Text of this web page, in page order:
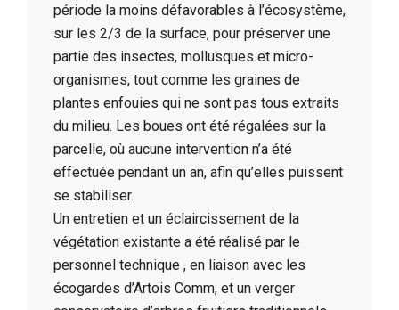
période la moins défavorables à l’écosystème,
sur les 2/3 de la surface, pour préserver une
partie des insectes, mollusques et micro-
organismes, tout comme les graines de
plantes enfouies qui ne sont pas tous extraits
du milieu. Les boues ont été régalées sur la
parcelle, où aucune intervention n’a été
effectuée pendant un an, afin qu’elles puissent
se stabiliser.
Un entretien et un éclaircissement de la
végétation existante a été réalisé par le
personnel technique , en liaison avec les
écogardes d’Artois Comm, et un verger